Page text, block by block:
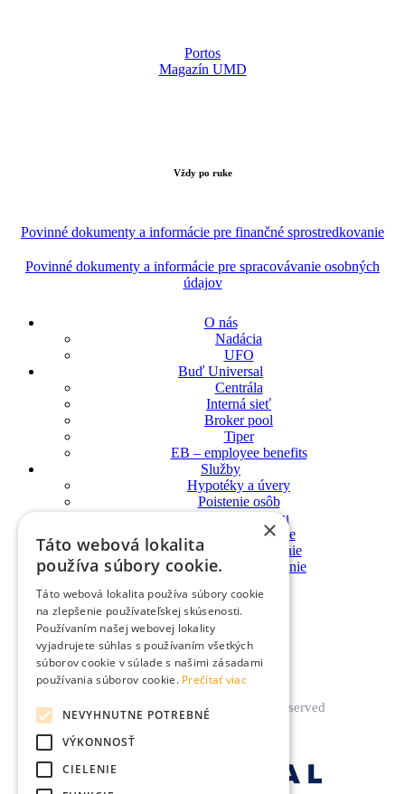
Portos
Magazín UMD
Vždy po ruke
Povinné dokumenty a informácie pre finančné sprostredkovanie
Povinné dokumenty a informácie pre spracovávanie osobných
údajov
O nás
Nadácia
UFO
Buď Universal
Centrála
Interná sieť
Broker pool
Tiper
EB – employee benefits
Služby
Hypotéky a úvery
Poistenie osôb
Poistenie majetku
Zdravotné poistenie
Dôchodkové sporenie
Sporenie a investovanie
Pobočky
Súťaž
© UNIVERSAL 2022. All Rights Reserved
×
Táto webová lokalita
používa súbory cookie.
Táto webová lokalita používa súbory cookie
na zlepšenie používateľskej skúsenosti.
Používaním našej webovej lokality
vyjadrujete súhlas s používaním všetkých
súborov cookie v súlade s našimi zásadami
používania súborov cookie. Prečítať viac
NEVYHNUTNE POTREBNÉ
VÝKONNOSŤ
CIELENIE